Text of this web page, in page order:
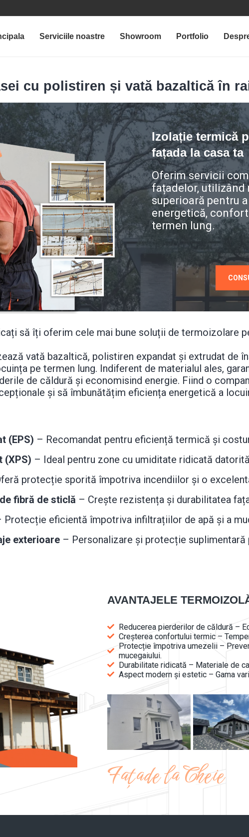
Serviciile noastre Showroom Portfolio
cu polistiren și vată bazaltică în
Izolație termică
fațada la casa ta
Oferim servicii
fațadelor, utilizând
superioară pentru
energetică,
termen lung.
să îți oferim cele mai bune soluții de termoizolare
vată bazaltică, polistiren expandat și extrudat de
pe termen lung. Indiferent de materialul ales,
de căldură și economisind energie. Fiind o
și să îmbunătățim eficiența energetică a
(EPS) – Recomandat pentru eficiență termică și
(XPS) – Ideal pentru zone cu umiditate ridicată
protecție sporită împotriva incendiilor și o
fibră de sticlă – Crește rezistența și durabilitatea
Protecție eficientă împotriva infiltrațiilor de apă și a
exterioare – Personalizare și protecție
AVANTAJELE
Reducerea pierderilor de căldură –
Creșterea confortului termic –
Protecție împotriva umezelii –
mucegaiului.
Durabilitate ridicată – Materiale de
Aspect modern și estetic – Gama
Fațade la Cheie